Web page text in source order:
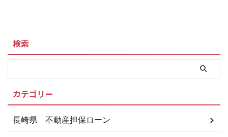
検索
カテゴリー
長崎県 不動産担保ローン